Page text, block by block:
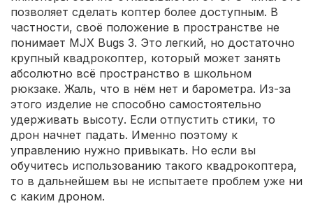
позволяет сделать коптер более доступным. В
частности, своё положение в пространстве не
понимает MJX Bugs 3. Это легкий, но достаточно
крупный квадрокоптер, который может занять
абсолютно всё пространство в школьном
рюкзаке. Жаль, что в нём нет и барометра. Из-за
этого изделие не способно самостоятельно
удерживать высоту. Если отпустить стики, то
дрон начнет падать. Именно поэтому к
управлению нужно привыкать. Но если вы
обучитесь использованию такого квадрокоптера,
то в дальнейшем вы не испытаете проблем уже ни
с каким дроном.